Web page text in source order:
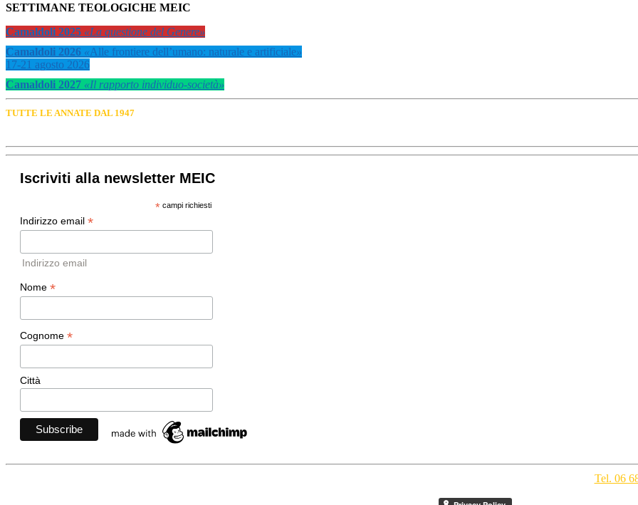
SETTIMANE TEOLOGICHE MEIC
Camaldoli 2025 «La questione del Genere»
Camaldoli 2026 «Alle frontiere dell’umano: naturale e artificiale»
17-21 agosto 2026
Camaldoli 2027 «Il rapporto individuo-società»
TUTTE LE ANNATE DAL 1947
Iscriviti alla newsletter MEIC
*campi richiesti
Indirizzo email *
Indirizzo email
Nome *
Cognome *
Città
Tel. 06